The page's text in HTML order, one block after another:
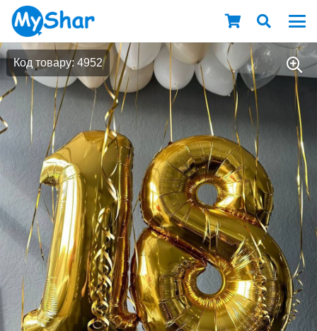
Код товару: 4952